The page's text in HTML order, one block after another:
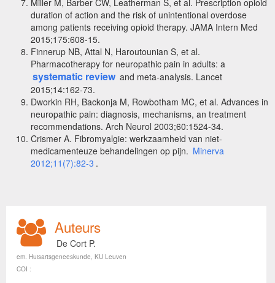
Miller M, Barber CW, Leatherman S, et al. Prescription opioid
duration of action and the risk of unintentional overdose
among patients receiving opioid therapy. JAMA Intern Med
2015;175:608-15.
Finnerup NB, Attal N, Haroutounian S, et al.
Pharmacotherapy for neuropathic pain in adults: a
systematic review and meta-analysis. Lancet
2015;14:162-73.
Dworkin RH, Backonja M, Rowbotham MC, et al. Advances in
neuropathic pain: diagnosis, mechanisms, an treatment
recommendations. Arch Neurol 2003;60:1524-34.
Crismer A. Fibromyalgie: werkzaamheid van niet-
medicamenteuze behandelingen op pijn. Minerva
2012;11(7):82-3 .
Auteurs
De Cort P.
em. Huisartsgeneeskunde, KU Leuven
COI :